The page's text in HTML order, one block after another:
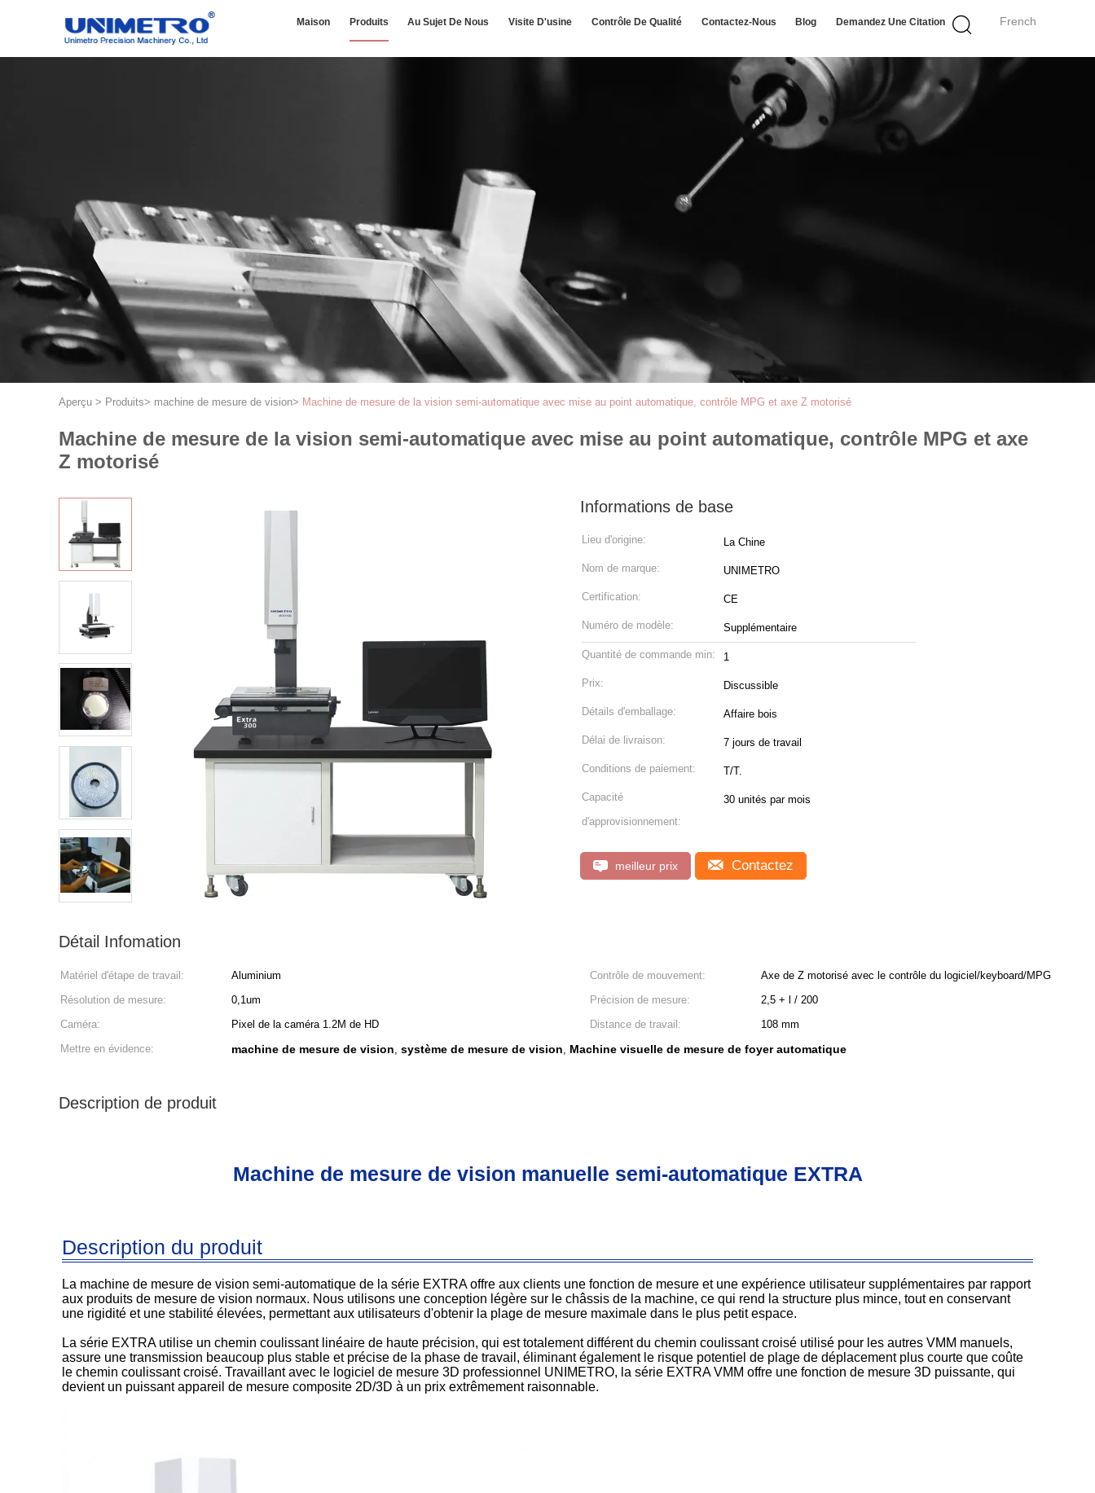
French
Maison Produits Au Sujet De Nous Visite D'usine Contrôle De Qualité Contactez-Nous Blog Demandez Une Citation
Aperçu > Produits> machine de mesure de vision> Machine de mesure de la vision semi-automatique avec mise au point automatique, contrôle MPG et axe Z motorisé
Machine de mesure de la vision semi-automatique avec mise au point automatique, contrôle MPG et axe
Z motorisé
Informations de base
Lieu d'origine: La Chine
Nom de marque: UNIMETRO
Certification: CE
Numéro de modèle: Supplémentaire
Quantité de commande min: 1
Prix: Discussible
Détails d'emballage: Affaire bois
Délai de livraison: 7 jours de travail
Conditions de paiement: T/T.
Capacité
d'approvisionnement:
30 unités par mois
meilleur prix Contactez
Détail Infomation
Matériel d'étape de travail: Aluminium Contrôle de mouvement:
Axe de Z motorisé avec le contrôle du logiciel/keyboard/MPG
Résolution de mesure:
0,1um Précision de mesure:
2,5 + l / 200
Caméra:
Pixel de la caméra 1.2M de HD Distance de travail:
108 mm
Mettre en évidence:
machine de mesure de vision, système de mesure de vision, Machine visuelle de mesure de foyer automatique
Description de produit
Machine de mesure de vision manuelle semi-automatique EXTRA
Description du produit
La machine de mesure de vision semi-automatique de la série EXTRA offre aux clients une fonction de mesure et une expérience utilisateur supplémentaires par rapport
aux produits de mesure de vision normaux. Nous utilisons une conception légère sur le châssis de la machine, ce qui rend la structure plus mince, tout en conservant
une rigidité et une stabilité élevées, permettant aux utilisateurs d'obtenir la plage de mesure maximale dans le plus petit espace.
La série EXTRA utilise un chemin coulissant linéaire de haute précision, qui est totalement différent du chemin coulissant croisé utilisé pour les autres VMM manuels,
assure une transmission beaucoup plus stable et précise de la phase de travail, éliminant également le risque potentiel de plage de déplacement plus courte que coûte
le chemin coulissant croisé. Travaillant avec le logiciel de mesure 3D professionnel UNIMETRO, la série EXTRA VMM offre une fonction de mesure 3D puissante, qui
devient un puissant appareil de mesure composite 2D/3D à un prix extrêmement raisonnable.